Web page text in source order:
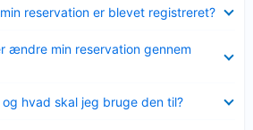
reservation er blevet registreret?
ændre min reservation gennem
hvad skal jeg bruge den til?